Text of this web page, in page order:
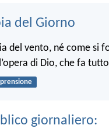
del Giorno
del vento, né come si
di Dio, che fa
giornaliero: